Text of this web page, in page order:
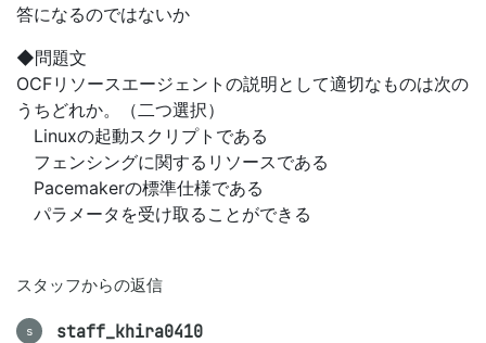
答になるのではないか
◆問題文
OCFリソースエージェントの説明として適切なものは次の
うちどれか。（二つ選択）
Linuxの起動スクリプトである
フェンシングに関するリソースである
Pacemakerの標準仕様である
パラメータを受け取ることができる
スタッフからの返信
s staff_khira0410